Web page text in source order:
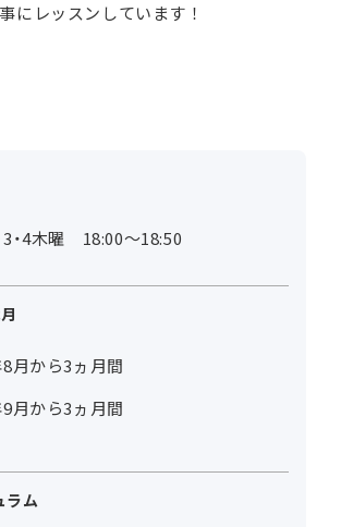
にレッスンしています！
3・4木曜 18:00～18:50
月から3ヵ月間
月から3ヵ月間
ラム